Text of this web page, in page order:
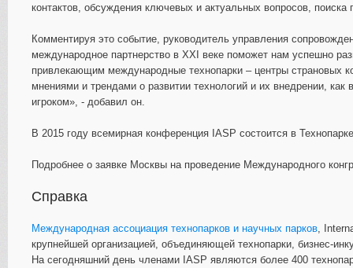
контактов, обсуждения ключевых и актуальных вопросов,
Комментируя это событие, руководитель управления
международное партнерство в XXI веке поможет нам успешно
привлекающим международные технопарки – центры страновых
мнениями и трендами о развитии технологий и их внедрении,
игроком», - добавил он.
В 2015 году всемирная конференция IASP состоится в
Подробнее о заявке Москвы на проведение Международного
Справка
Международная ассоциация технопарков и научных парков,
крупнейшей организацией, объединяющей технопарки, бизнес-
На сегодняшний день членами IASP являются более 400